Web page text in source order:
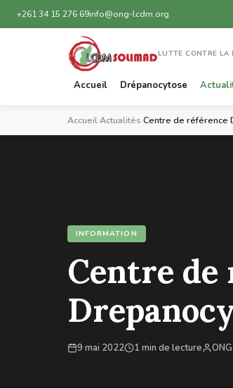
+261 34 15 276 69info@ong-lcdm.org
LUTTE CONTRE LA
Accueil Drépanocytose
AccueilActualités Centre de référence
INFORMATION
Centre de
9 mai 2022 1 min de lecture